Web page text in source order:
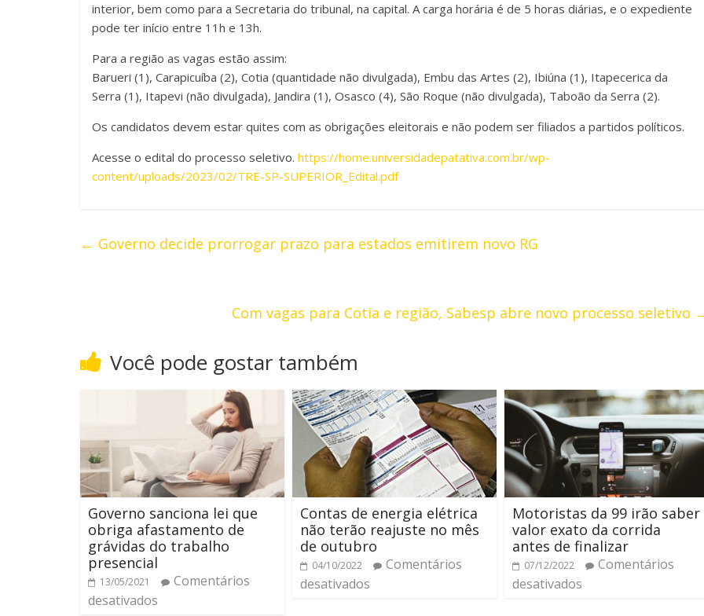
interior, bem como para a Secretaria do tribunal, na capital. A carga horária é de 5 horas diárias, e o expediente
pode ter início entre 11h e 13h.
Para a região as vagas estão assim:
Barueri (1), Carapicuíba (2), Cotia (quantidade não divulgada), Embu das Artes (2), Ibiúna (1), Itapecerica da
Serra (1), Itapevi (não divulgada), Jandira (1), Osasco (4), São Roque (não divulgada), Taboão da Serra (2).
Os candidatos devem estar quites com as obrigações eleitorais e não podem ser filiados a partidos políticos.
Acesse o edital do processo seletivo. https://home.universidadepatativa.com.br/wp-
content/uploads/2023/02/TRE-SP-SUPERIOR_Edital.pdf
← Governo decide prorrogar prazo para estados emitirem novo RG
Com vagas para Cotia e região, Sabesp abre novo processo seletivo
Você pode gostar também
Governo sanciona lei que
obriga afastamento de
grávidas do trabalho
presencial
13/05/2021
Comentários
desativados
Contas de energia elétrica
não terão reajuste no mês
de outubro
04/10/2022
Comentários
desativados
Motoristas da 99 irão saber
valor exato da corrida
antes de finalizar
07/12/2022
Comentários
desativados